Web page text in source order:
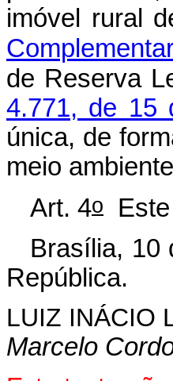
imóvel rural
de Reserva
4.771, de 15
única, de
meio
Art. 4o
Brasília, 10
República.
LUIZ INÁCIO
Marcelo